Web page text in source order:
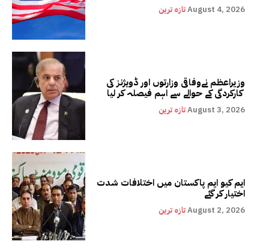
تازہ ترینAugust 4, 2026
وزیراعظم نےوفاقی وزارتوں اور ڈویژنز کی
کارکردگی کے حوالے سے اہم فیصلہ کر لیا
تازہ ترینAugust 3, 2026
ایم کیو ایم پاکستان میں اختلافات شدت
اختیار کر گئے
تازہ ترینAugust 2, 2026